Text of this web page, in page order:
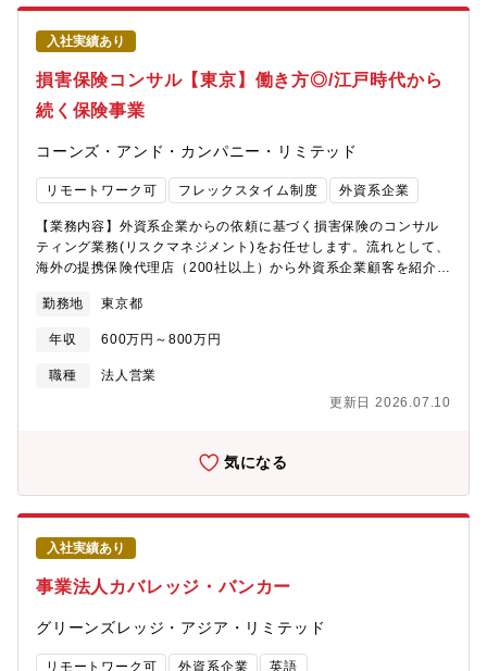
です。社内公募制度もありますので、管理部門や損害サービス部
門への挑戦も可能です。【魅力】★世界最大級の外資系損害保険
会社：同社は日本市場に進出し2020年で100周年を迎え、安定し
た財務基盤をベースに事業を運営しています。54ヶ国で事業を展
開する世界最大級の損害保険会社であり、アメリカを中心に海外
では広く知られている企業です。★高い成長性：チャブグループ
長を遂げています。★穏やかでフラットな社風：雰囲気はフラッ
トでマネジメントとも近く、アットホームさもあり、社員同士が
コミュニケーションをとり業務を進めています。また穏やかな社
ただけます。★安定性：ソルベンシーマージン比率1,105.6% と
高い支払い能力を持っております。※「保険金等の支払い 能力の
充実の状況が適当である」とされる基準 200%★中途社員が馴染
みやすい社風：中途採用比率98％（2022年度採用実績）と中途で
度あり（週2日）、全社平均残業時間10時間程度
入社実績あり
損害保険コンサル【東京】働き方◎/江戸時代から
続く保険事業
コーンズ・アンド・カンパニー・リミテッド
リモートワーク可 フレックスタイム制度 外資系企業
【業務内容】外資系企業からの依頼に基づく損害保険のコンサル
ティング業務(リスクマネジメント)をお任せします。流れとして、
海外の提携保険代理店（200社以上）から外資系企業顧客を紹介さ
るグローバル保険プログラムを構築するケースが多く、その海外
本社で取り決められた保険プログラムに基づき、日本の法人に対
する契約締結作業を行います。<業務の詳細>■顧客本社の指示に基
づく保険の契約締結となるため、営業のように売り込む体系では
険会社の３者の間に立ち、確認をしながら業務を進めます。■種目
D&O、E&O等のフィナンシャルラインや、労災総合、GLTDや総
合福祉団体定期保険等の福利厚生系種目も増えています。（福利
厚生種目は、本ポジション以外の専門チームが対応していま
す。）■新規・更新の契約締結業務のみならず、異動や事故対応等
の日々のメンテナンス業務や、コンサルティングを通じた追加提
案等の業務も含まれます。（営業アシスタント、事務サポートス
タッフ、事故対応スタッフがおりますので、分業して対応してい
ます。）■個人のノルマはなく、インセンティブ制ではありませ
ん。（但し、個人の営業成績は賞与に影響を与えます。）<その他
>■中途採用でご入社いただいた場合、通常140～200証券（契約
数）程度を担当していただいております。※入社時は、120社程度
勤務地 東京都
年収 600万円～800万円
職種
法人営業
更新日 2026.07.10
気になる
入社実績あり
事業法人カバレッジ・バンカー
グリーンズレッジ・アジア・リミテッド
リモートワーク可 外資系企業 英語